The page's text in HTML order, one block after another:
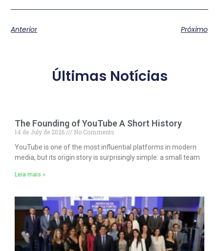
Anterior Próximo
Últimas Notícias
The Founding of YouTube A Short History
14 de July de 2026
No Comments
YouTube is one of the most influential platforms in modern
media, but its origin story is surprisingly simple: a small team
Leia mais »